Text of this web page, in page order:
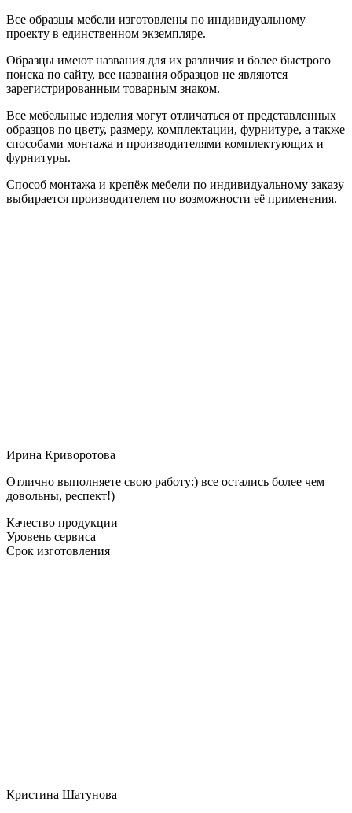
Все образцы мебели изготовлены по индивидуальному
проекту в единственном экземпляре.
Образцы имеют названия для их различия и более быстрого
поиска по сайту, все названия образцов не являются
зарегистрированным товарным знаком.
Все мебельные изделия могут отличаться от представленных
образцов по цвету, размеру, комплектации, фурнитуре, а также
способами монтажа и производителями комплектующих и
фурнитуры.
Способ монтажа и крепёж мебели по индивидуальному заказу
выбирается производителем по возможности её применения.
Ирина Криворотова
Отлично выполняете свою работу:) все остались более чем
довольны, респект!)
Качество продукции
Уровень сервиса
Срок изготовления
Кристина Шатунова